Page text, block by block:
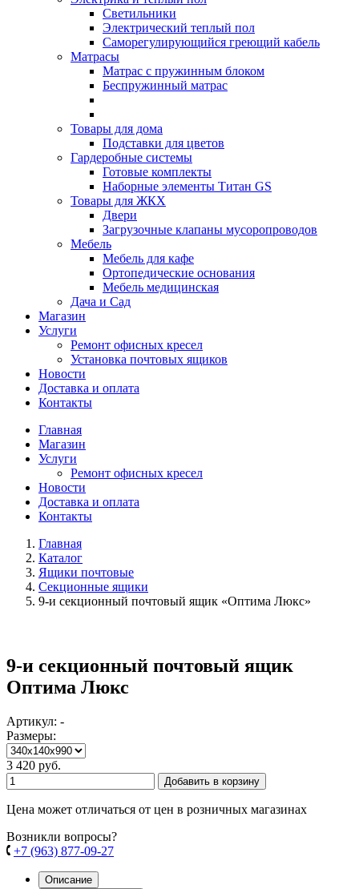
Светильники
Электрический теплый пол
Саморегулирующийся греющий кабель
Матрасы
Матрас с пружинным блоком
Беспружинный матрас
Товары для дома
Подставки для цветов
Гардеробные системы
Готовые комплекты
Наборные элементы Титан GS
Товары для ЖКХ
Двери
Загрузочные клапаны мусоропроводов
Мебель
Мебель для кафе
Ортопедические основания
Мебель медицинская
Дача и Сад
Магазин
Услуги
Ремонт офисных кресел
Установка почтовых ящиков
Новости
Доставка и оплата
Контакты
Главная
Магазин
Услуги
Ремонт офисных кресел
Новости
Доставка и оплата
Контакты
Главная
Каталог
Ящики почтовые
Секционные ящики
9-и секционный почтовый ящик «Оптима Люкс»
9-и секционный почтовый ящик
Оптима Люкс
Артикул: -
Размеры:
3 420 руб.
Добавить в корзину
Цена может отличаться от цен в розничных магазинах
Возникли вопросы?
+7 (963) 877-09-27
Описание